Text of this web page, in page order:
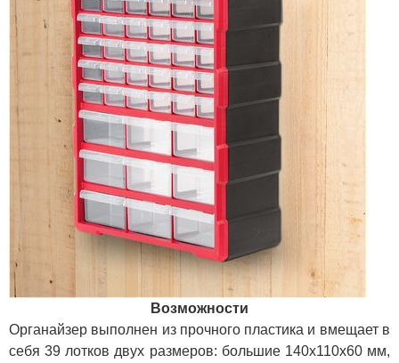
Возможности
Органайзер выполнен из прочного пластика и вмещает в
себя 39 лотков двух размеров: большие 140х110х60 мм,